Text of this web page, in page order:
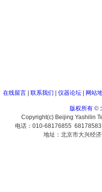
在线留言| 联系我们 仪器论坛| 网站
版权所有©
Copyright(c) Beijing Yashilin
电话：010-68176855
地址：北京市大兴经